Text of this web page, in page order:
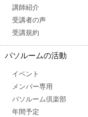
講師紹介
受講者の声
受講規約
パソルームの活動
イベント
メンバー専用
パソルーム倶楽部
年間予定